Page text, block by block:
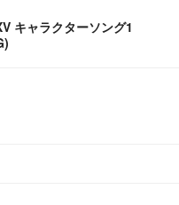
キャラクターソング1